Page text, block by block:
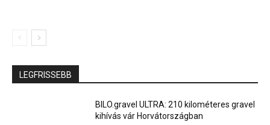
LEGFRISSEBB
BILO.gravel ULTRA: 210 kilométeres gravel
kihívás vár Horvátországban